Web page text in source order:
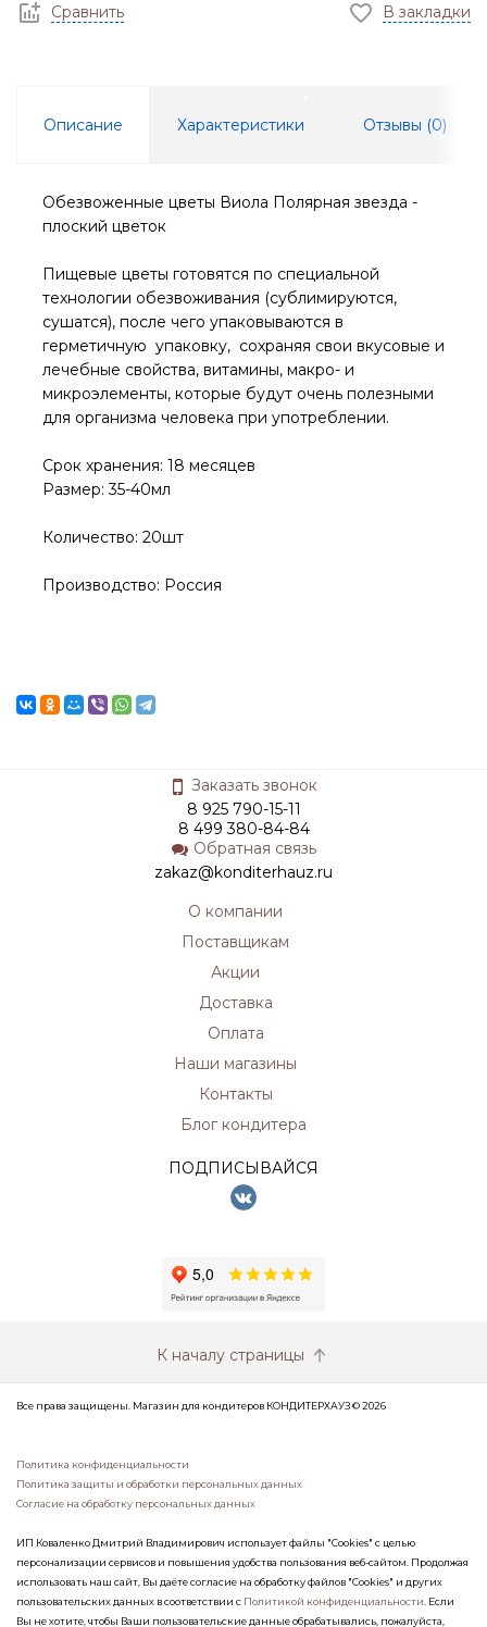
Сравнить В закладки
Описание Характеристики Отзывы (0)
Обезвоженные цветы Виола Полярная звезда -
плоский цветок
Пищевые цветы готовятся по специальной
технологии обезвоживания (сублимируются,
сушатся), после чего упаковываются в
герметичную упаковку, сохраняя свои вкусовые и
лечебные свойства, витамины, макро- и
микроэлементы, которые будут очень полезными
для организма человека при употреблении.
Срок хранения: 18 месяцев
Размер: 35-40мл
Количество: 20шт
Производство: Россия
Заказать звонок
8 925 790-15-11
8 499 380-84-84
Обратная связь
zakaz@konditerhauz.ru
О компании
Поставщикам
Акции
Доставка
Оплата
Наши магазины
Контакты
Блог кондитера
ПОДПИСЫВАЙСЯ
К началу страницы
Все права защищены. Магазин для кондитеров КОНДИТЕРХАУЗ © 2026
Политика конфиденциальности
Политика защиты и обработки персональных данных
Согласие на обработку персональных данных
ИП Коваленко Дмитрий Владимирович использует файлы "Cookies" с целью
персонализации сервисов и повышения удобства пользования веб-сайтом. Продолжая
использовать наш сайт, Вы даёте согласие на обработку файлов "Cookies" и других
пользовательских данных в соответствии с Политикой конфиденциальности . Если
Вы не хотите, чтобы Ваши пользовательские данные обрабатывались, пожалуйста,